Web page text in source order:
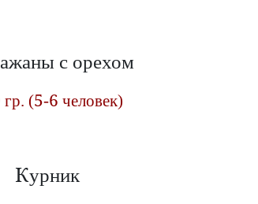
с орехом
(5-6 человек)
Курник